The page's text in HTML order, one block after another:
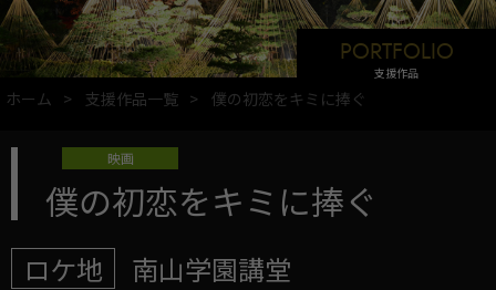
PORTFOLIO
支援作品
ホーム 支援作品一覧 僕の初恋をキミに捧ぐ
映画
僕の初恋をキミに捧ぐ
ロケ地 南山学園講堂